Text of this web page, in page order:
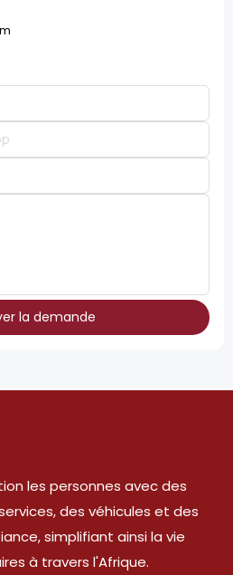
la demande
les personnes avec des
des véhicules et des
simplifiant ainsi la vie
à travers l'Afrique.